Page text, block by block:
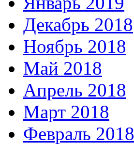
Декабрь 2018
Ноябрь 2018
Май 2018
Апрель 2018
Март 2018
Февраль 2018